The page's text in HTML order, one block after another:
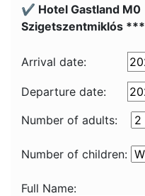
✔️ Hotel Gastland M0
Szigetszentmiklós ***
Arrival date:
Departure date:
Number of adults:
Number of children:
Full Name: